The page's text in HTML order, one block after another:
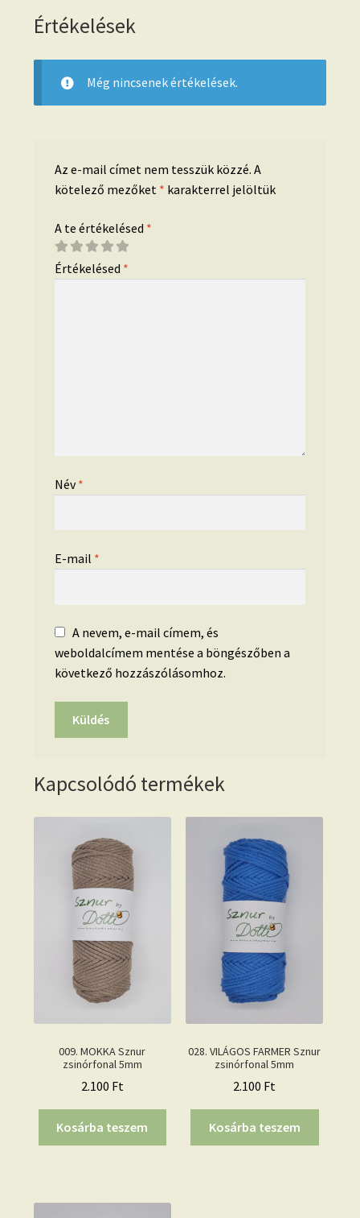
Értékelések
Még nincsenek értékelések.
Az e-mail címet nem tesszük közzé. A
kötelező mezőket * karakterrel jelöltük
A te értékelésed *
Értékelésed *
Név*
E-mail *
A nevem, e-mail címem, és
weboldalcímem mentése a böngészőben a
következő hozzászólásomhoz.
Kapcsolódó termékek
009. MOKKA Sznur
zsinórfonal 5mm
2.100 Ft
Kosárba teszem
028. VILÁGOS FARMER Sznur
zsinórfonal 5mm
2.100 Ft
Kosárba teszem